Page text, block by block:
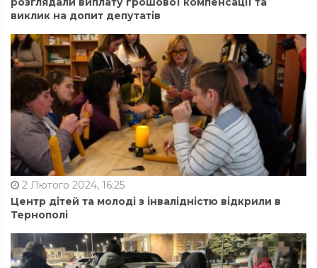
виклик на допит депутатів
2 Лютого 2024, 16:25
Центр дітей та молоді з інвалідністю відкрили в
Тернополі